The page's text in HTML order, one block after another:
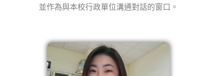
並作為與本校行政單位溝通對話的窗口。